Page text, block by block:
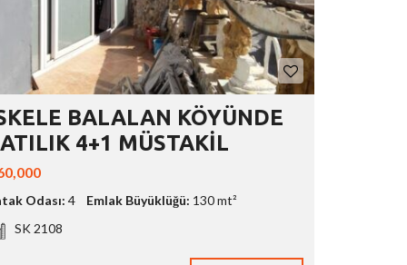
BALALAN KÖYÜNDE
4+1 MÜSTAKİL
Odası: 4 Emlak Büyüklüğü: 130 mt²
SK 2108